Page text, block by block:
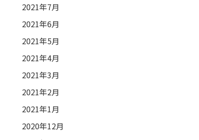
2021年7月
2021年6月
2021年5月
2021年4月
2021年3月
2021年2月
2021年1月
2020年12月